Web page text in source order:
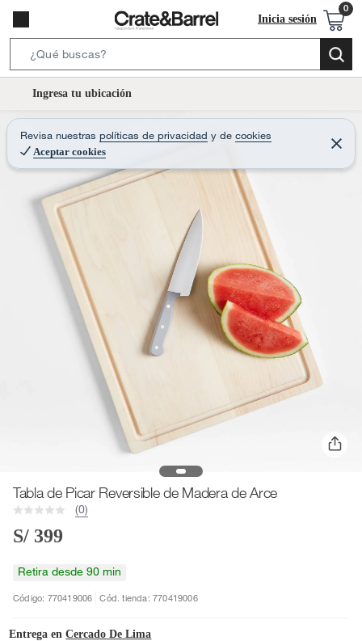
Inicia sesión
e
r
c
r
t
Ingresa tu ubicación
Revisa nuestras políticas de privacidad y de cookies
Aceptar cookies
C
e
r
Tabla de Picar Reversible de Madera de Arce
(0)
S/ 399
Retira desde 90 min
Código: 770419006 Cód. tienda: 770419006
Entrega en Cercado De Lima